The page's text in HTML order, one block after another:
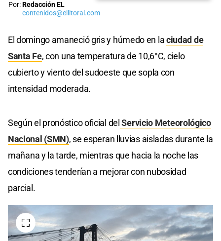
Por:Redacción EL
contenidos@ellitoral.com
El domingo amaneció gris y húmedo en laciudad de
Santa Fe, con una temperatura de 10,6°C, cielo
cubierto y viento del sudoeste que sopla con
intensidad moderada.
Según el pronóstico oficial del Servicio Meteorológico
Nacional (SMN), se esperan lluvias aisladas durante la
mañana y la tarde, mientras que hacia la noche las
condiciones tenderían a mejorar con nubosidad
parcial.